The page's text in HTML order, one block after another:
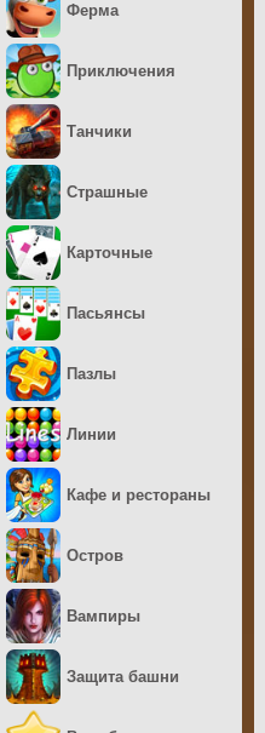
Ферма
Приключения
Танчики
Страшные
Карточные
Пасьянсы
Пазлы
Линии
Кафе и рестораны
Остров
Вампиры
Защита башни